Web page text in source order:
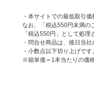
・本サイトでの最低取引
なお、「税込550円未満の
「税込550円」として処
・問合せ商品は、後日当
・小数点以下切り上げです
※箱単価＝1本当たりの価